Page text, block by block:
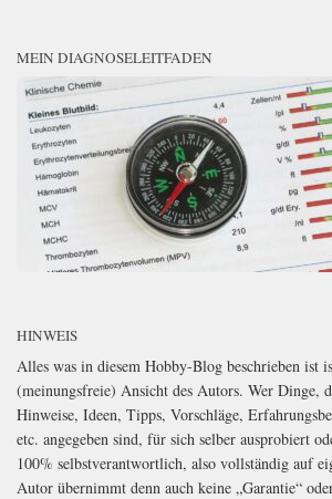
MEIN DIAGNOSELEITFADEN
HINWEIS
Alles was in diesem Hobby-Blog beschrieben ist
(meinungsfreie) Ansicht des Autors. Wer Dinge,
Hinweise, Ideen, Tipps, Vorschläge,
etc. angegeben sind, für sich selber ausprobiert
100% selbstverantwortlich, also vollständig auf
Autor übernimmt denn auch keine „Garantie“